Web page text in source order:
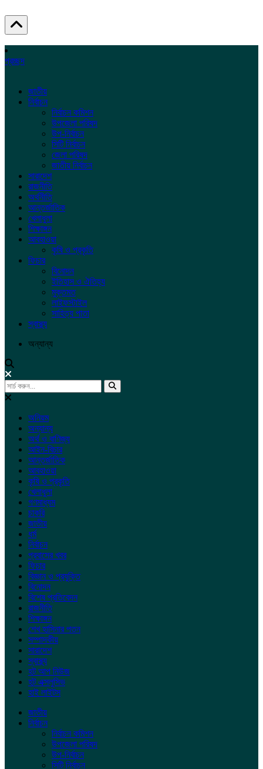
প্রচ্ছদ
জাতীয়
নির্বাচন
নির্বাচন কমিশন
উপজেলা পরিষদ
উপ-নির্বাচন
সিটি নির্বাচন
জেলা পরিষদ
জাতীয় নির্বাচন
সারাদেশ
রাজনীতি
অর্থনীতি
আন্তর্জাতিক
খেলাধুলা
শিক্ষাঙ্গন
আবহাওয়া
কৃষি ও প্রকৃতি
ফিচার
বিনোদন
ইতিহাস ও ঐতিহ্য
মুক্তমত
লাইফস্টাইল
সাহিত্য পাতা
স্বাস্থ্য
অন্যান্য
অনিয়ম
অন্যান্য
অর্থ ও বাণিজ্য
আইন-বিচার
আন্তর্জাতিক
আবহাওয়া
কৃষি ও প্রকৃতি
খেলাধুলা
গণমাধ্যম
চাকরি
জাতীয়
ধর্ম
নির্বাচন
প্রবাসের খবর
ফিচার
বিজ্ঞান ও প্রযুক্তি
বিনোদন
বিশেষ প্রতিবেদন
রাজনীতি
শিক্ষাঙ্গন
শেখ হাসিনার পতন
সম্পাদকীয়
সারাদেশ
স্বাস্থ্য
হট আপ নিউজ
হট এক্সলুসিভ
হাই লাইটস
জাতীয়
নির্বাচন
নির্বাচন কমিশন
উপজেলা পরিষদ
উপ-নির্বাচন
সিটি নির্বাচন